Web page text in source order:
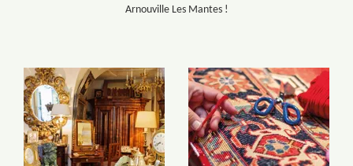
Arnouville Les Mantes !